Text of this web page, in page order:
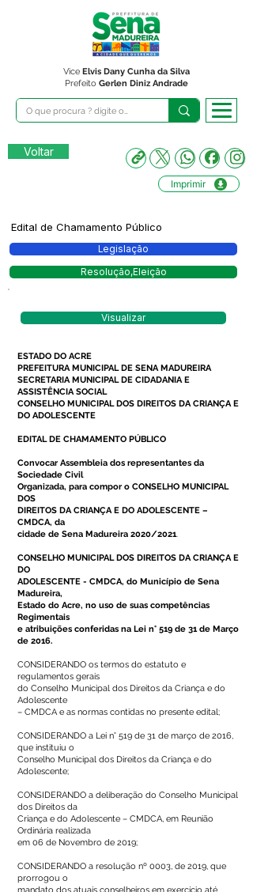
Prefeito Gerlen Diniz Andrade
Vice Elvis Dany Cunha da Silva
Voltar
Imprimir
Edital de Chamamento Público
Legislação
Resolução,Eleição
Visualizar
ESTADO DO ACRE
PREFEITURA MUNICIPAL DE SENA MADUREIRA
SECRETARIA MUNICIPAL DE CIDADANIA E
ASSISTÊNCIA SOCIAL
CONSELHO MUNICIPAL DOS DIREITOS DA CRIANÇA E
DO ADOLESCENTE
EDITAL DE CHAMAMENTO PÚBLICO
Convocar Assembleia dos representantes da
Sociedade Civil
Organizada, para compor o CONSELHO MUNICIPAL
DOS
DIREITOS DA CRIANÇA E DO ADOLESCENTE –
CMDCA, da
cidade de Sena Madureira 2020/2021.
CONSELHO MUNICIPAL DOS DIREITOS DA CRIANÇA E
DO
ADOLESCENTE - CMDCA, do Município de Sena
Madureira,
Estado do Acre, no uso de suas competências
Regimentais
e atribuições conferidas na Lei n° 519 de 31 de Março
de 2016.
CONSIDERANDO os termos do estatuto e
regulamentos gerais
do Conselho Municipal dos Direitos da Criança e do
Adolescente
– CMDCA e as normas contidas no presente edital;
CONSIDERANDO a Lei n° 519 de 31 de março de 2016,
que instituiu o
Conselho Municipal dos Direitos da Criança e do
Adolescente;
CONSIDERANDO a deliberação do Conselho Municipal
dos Direitos da
Criança e do Adolescente – CMDCA, em Reunião
Ordinária realizada
em 06 de Novembro de 2019;
CONSIDERANDO a resolução nº 0003, de 2019, que
prorrogou o